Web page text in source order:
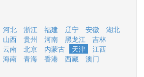
河北 浙江 福建 辽宁 安徽
湖北
山西 贵州 河南 黑龙江
吉林
云南 北京 内蒙古 天津
江西
海南 青海 香港 西藏
澳门